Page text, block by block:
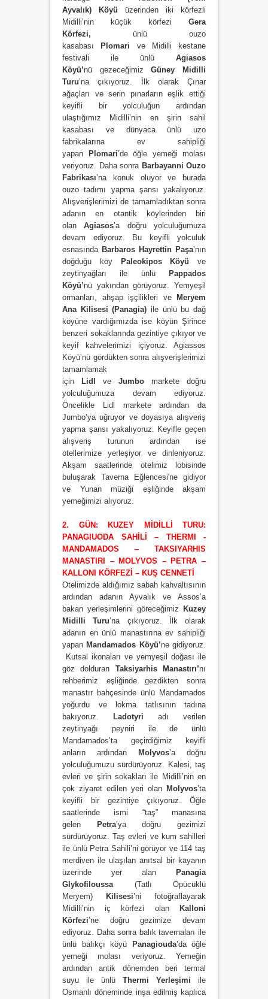
Ayvalık)
Köyü üzerinden iki körfezli
Midilli’nin küçük körfezi Gera
Körfezi, ünlü ouzo
kasabası Plomari ve
Midilli kestane
festivali ile ünlü Agiasos
Köyü’nü gezeceğimiz Güney Midilli
Turu’na çıkıyoruz. İlk olarak Çınar
ağaçları ve serin pınarların eşlik ettiği
keyifli bir yolculuğun ardından
ulaştığımız Midilli’nin en şirin sahil
kasabası ve dünyaca ünlü uzo
fabrikalarına ev sahipliği
yapan
Plomari’de öğle yemeği molası
veriyoruz. Daha sonra Barbayanni Ouzo
Fabrikası’na konuk oluyor ve burada
ouzo tadımı yapma şansı yakalıyoruz.
Alışverişlerimizi de tamamladıktan sonra
adanın en otantik köylerinden biri
olanAgiasos’a doğru yolculuğumuza
devam ediyoruz. Bu keyifli yolculuk
esnasında Barbaros Hayrettin Paşa’nın
doğduğu köy
Paleokipos Köyü ve
zeytinyağları ile ünlü
Pappados
Köyü’nü yakından görüyoruz. Yemyeşil
ormanları, ahşap işçilikleri ve
Meryem
Ana Kilisesi (Panagia) ile ünlü bu dağ
köyüne vardığımızda ise köyün Şirince
benzeri sokaklarında gezintiye çıkıyor ve
keyif kahvelerimizi içiyoruz. Agiassos
Köyü’nü gördükten sonra alışverişlerimizi
tamamlamak
için
Lidl ve Jumbo markete doğru
yolculuğumuza devam ediyoruz.
Öncelikle Lidl markete ardından da
Jumbo’ya uğruyor ve doyasıya alışveriş
yapma şansı yakalıyoruz. Keyifle geçen
alışveriş turunun ardından ise
otellerimize yerleşiyor ve dinleniyoruz.
Akşam saatlerinde otelimiz lobisinde
buluşarak Taverna Eğlencesi'ne gidiyor
ve Yunan müziği eşliğinde akşam
yemeğimizi alıyoruz.
2. GÜN: KUZEY MİDİLLİ TURU:
PANAGIUODA SAHİLİ – THERMI -
MANDAMADOS – TAKSIYARHIS
MANASTIRI – MOLYVOS – PETRA –
KALLONI KÖRFEZİ – KUŞ CENNETİ
Otelimizde aldığımız sabah kahvaltısının
ardından adanın Ayvalık ve Assos’a
bakan yerleşimlerini göreceğimiz
Kuzey
Midilli Turu’na çıkıyoruz. İlk olarak
adanın en ünlü manastırına ev sahipliği
yapan Mandamados Köyü’ne gidiyoruz.
Kutsal ikonaları ve yemyeşil doğası ile
göz dolduran Taksiyarhis Manastırı’nı
rehberimiz eşliğinde gezdikten sonra
manastır bahçesinde ünlü Mandamados
yoğurdu ve lokma tatlısının tadına
bakıyoruz.
Ladotyri adı verilen
zeytinyağı peyniri ile de ünlü
Mandamados’ta geçirdiğimiz keyifli
anların ardından
Molyvos’a doğru
yolculuğumuzu sürdürüyoruz. Kalesi, taş
evleri ve şirin sokakları ile Midilli’nin en
çok ziyaret edilen yeri olan Molyvos’ta
keyifli bir gezintiye çıkıyoruz. Öğle
saatlerinde ismi “taş” manasına
gelen
Petra’ya doğru gezimizi
sürdürüyoruz. Taş evleri ve kum sahilleri
ile ünlü Petra Sahili’ni görüyor ve 114 taş
merdiven ile ulaşılan anıtsal bir kayanın
üzerinde yer alan
Panagia
Glykofiloussa(Tatlı Öpücüklü
Meryem)
Kilisesi’ni fotoğraflayarak
Midilli’nin iç körfezi olan
Kalloni
Körfezi’ne doğru gezimize devam
ediyoruz. Daha sonra balık tavernaları ile
ünlü balıkçı köyü
Panagiouda’da öğle
yemeği molası veriyoruz. Yemeğin
ardından antik dönemden beri termal
suyu ile ünlü Thermi Yerleşimi ile
Osmanlı döneminde inşa edilmiş kaplıca